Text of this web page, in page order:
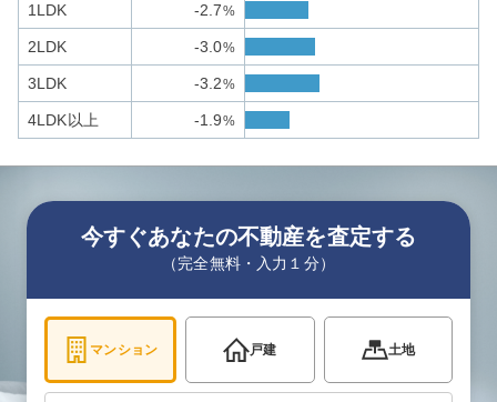
1LDK -2.7%
2LDK -3.0%
3LDK -3.2%
4LDK以上 -1.9%
今すぐあなたの不動産を査定する
（完全無料・入力１分）
マンション 戸建 土地